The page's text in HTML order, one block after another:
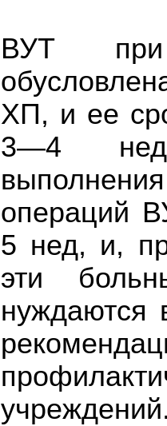
ВУТ при
ХП, и ее
3—4
операций
5 нед, и,
эти
нуждаются